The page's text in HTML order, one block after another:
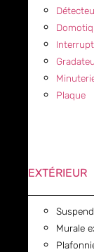
Plaque
EXTÉRIEUR
Murale